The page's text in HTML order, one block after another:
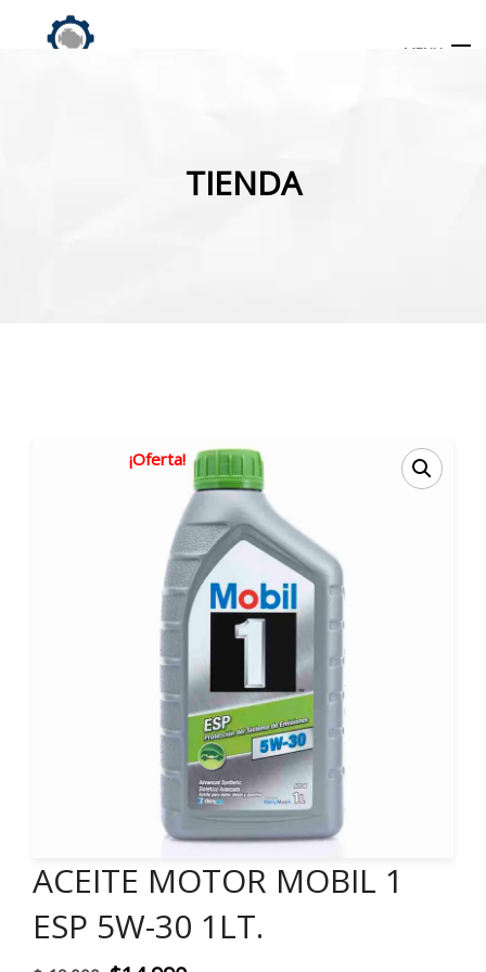
MENU
TIENDA
¡Oferta!
ACEITE MOTOR MOBIL 1
ESP 5W-30 1LT.